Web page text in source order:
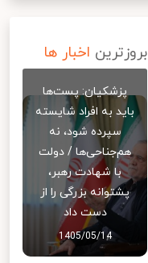
بروزترین اخبار ها
پزشکیان: پست‌ها
باید به افراد شایسته
سپرده شود، نه
هم‌جناحی‌ها / دولت
با شهادت رهبر،
پشتوانه بزرگی را از
دست داد
1405/05/14